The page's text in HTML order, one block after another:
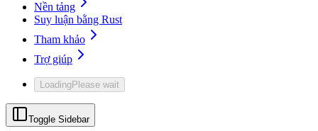
Nền tảng
Suy luận bằng Rust
Tham khảo
Trợ giúp
LoadingPlease wait
Toggle Sidebar